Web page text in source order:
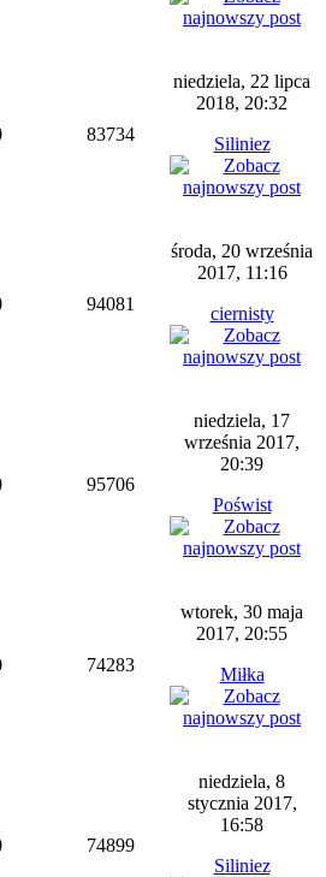
83734
niedziela, 22 lipca
2018, 20:32
Siliniez
94081
środa, 20 września
2017, 11:16
ciernisty
95706
niedziela, 17
września 2017,
20:39
Poświst
74283
wtorek, 30 maja
2017, 20:55
Miłka
74899
niedziela, 8
stycznia 2017,
16:58
Siliniez